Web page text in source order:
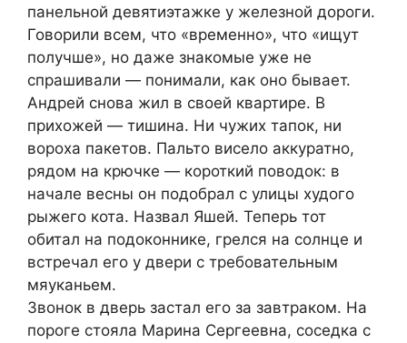
панельной девятиэтажке у железной дороги.
Говорили всем, что «временно», что «ищут
получше», но даже знакомые уже не
спрашивали — понимали, как оно бывает.
Андрей снова жил в своей квартире. В
прихожей — тишина. Ни чужих тапок, ни
вороха пакетов. Пальто висело аккуратно,
рядом на крючке — короткий поводок: в
начале весны он подобрал с улицы худого
рыжего кота. Назвал Яшей. Теперь тот
обитал на подоконнике, грелся на солнце и
встречал его у двери с требовательным
мяуканьем.
Звонок в дверь застал его за завтраком. На
пороге стояла Марина Сергеевна, соседка с